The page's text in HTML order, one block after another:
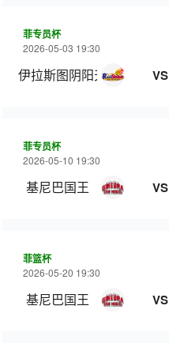
菲专员杯
2026-05-03 19:30
伊拉斯图阴阳天 VS
菲专员杯
2026-05-10 19:30
基尼巴国王 VS
菲篮杯
2026-05-20 19:30
基尼巴国王 VS